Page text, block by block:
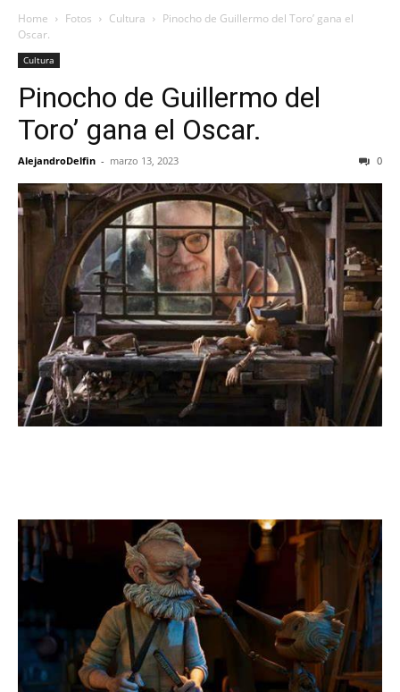
Home Fotos Cultura
Pinocho de Guillermo del Toro’ gana el
Oscar.
Cultura
Pinocho de Guillermo del
Toro’ gana el Oscar.
AlejandroDelfin - marzo 13, 2023 0